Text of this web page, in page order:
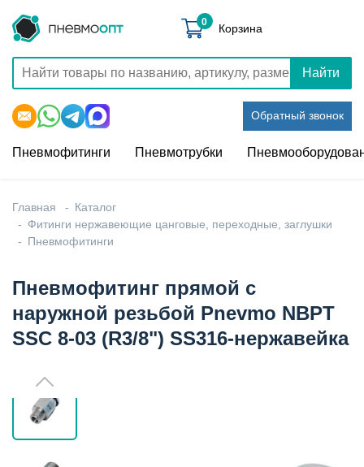
Найти
Обратный звонок
0 Корзина
Пневмофитинги Пневмотрубки
Главная
Каталог
Фитинги нержавеющие цанговые, переходные, заглушки
Пневмофитинги
Пневмофитинг прямой с
наружной резьбой Pnevmo NBPT
SSC 8-03 (R3/8") SS316-нержавейка